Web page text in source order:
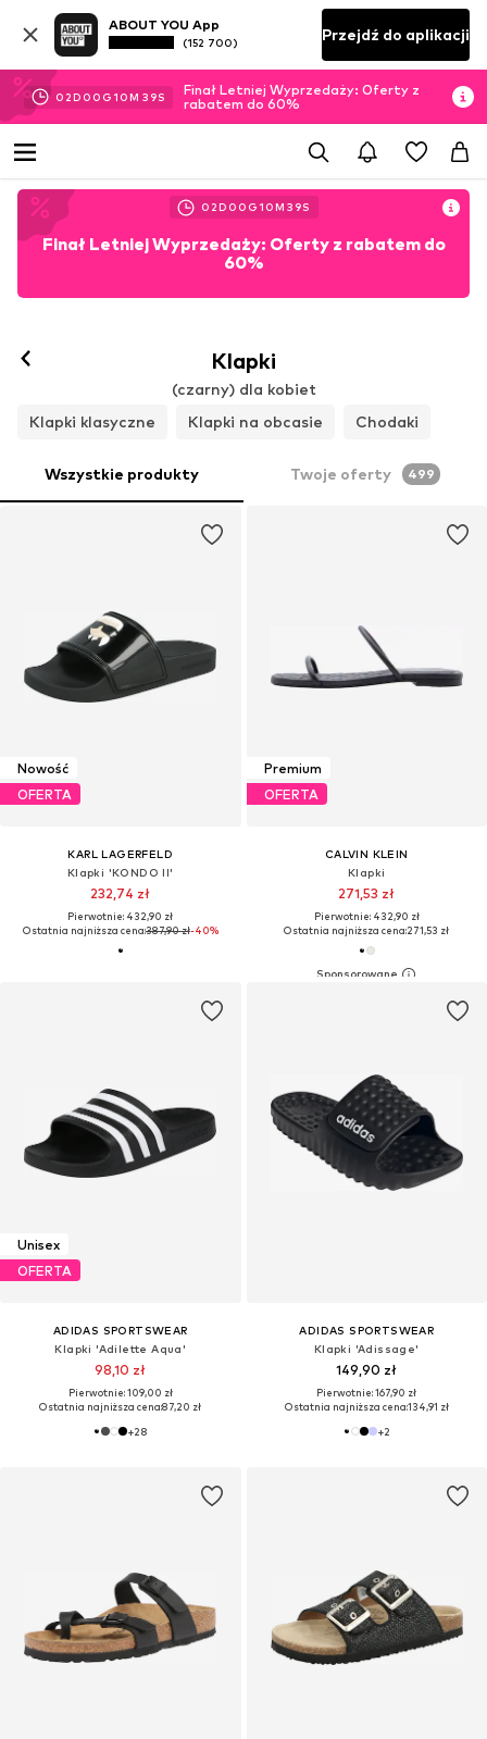
ABOUT YOU App
(152 700) Przejdź do aplikacji
02D 00 G10M 38S
Finał Letniej Wyprzedaży: Oferty z
rabatem do 60%
02D 00 G10M 38S
Finał Letniej Wyprzedaży: Oferty z rabatem do
60%
Klapki
(czarny) dla kobiet
Klapki klasyczne
Klapki na obcasie Chodaki
Wszystkie produkty Twoje oferty 499
Nowość
OFERTA
KARL LAGERFELD
Klapki 'KONDO II'
232,74 zł
Pierwotnie: 432,90 zł
Ostatnia najniższa cena:387,90 zł-40%
Premium
OFERTA
CALVIN KLEIN
Klapki
271,53 zł
Pierwotnie: 432,90 zł
Ostatnia najniższa cena:271,53 zł
Unisex
OFERTA
ADIDAS SPORTSWEAR
Klapki 'Adilette Aqua'
98,10 zł
Pierwotnie: 109,00 zł
Ostatnia najniższa cena:87,20 zł
+28
ADIDAS SPORTSWEAR
Klapki 'Adissage'
149,90 zł
Pierwotnie: 167,90 zł
Ostatnia najniższa cena:134,91 zł
+2